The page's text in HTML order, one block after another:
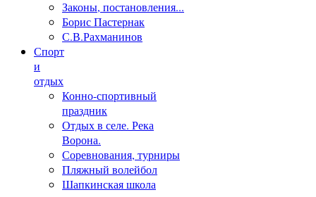
Законы, постановления...
Борис Пастернак
С.В.Рахманинов
Спорт
и
отдых
Конно-спортивный
праздник
Отдых в селе. Река
Ворона.
Соревнования, турниры
Пляжный волейбол
Шапкинская школа